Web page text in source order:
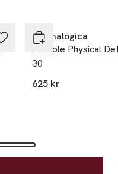
Dermalogica
Invisible Physical
30
625 kr